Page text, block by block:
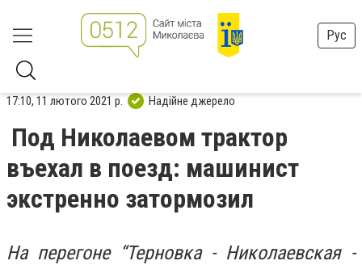
Рус
17:10, 11 лютого 2021 р. Надійне джерело
Под Николаевом трактор
въехал в поезд: машинист
экстренно затормозил
На перегоне “Терновка - Николаевская -